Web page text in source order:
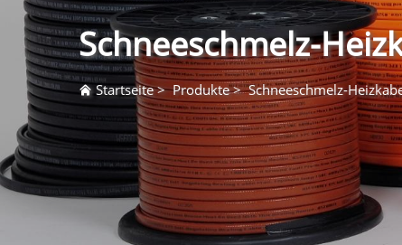
Schneeschmelz-
Startseite>Produkte>Schneeschmelz-